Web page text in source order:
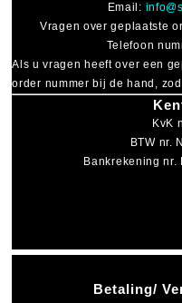
Betaling/
Email:
Vragen over geplaatste
Telefoon
Als u vragen heeft over een
order nummer bij de hand,
KvK
BTW nr.
Bankrekening nr.